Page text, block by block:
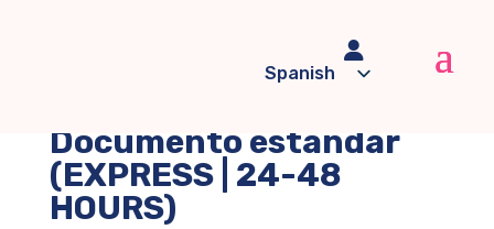
Spanish

Documento estándar
(EXPRESS | 24-48
HOURS)